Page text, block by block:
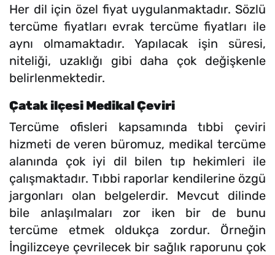
Her dil için özel fiyat uygulanmaktadır. Sözlü
tercüme fiyatları evrak tercüme fiyatları ile
aynı olmamaktadır. Yapılacak işin süresi,
niteliği, uzaklığı gibi daha çok değişkenle
belirlenmektedir.
Çatak ilçesi Medikal Çeviri
Tercüme ofisleri kapsamında tıbbi çeviri
hizmeti de veren büromuz, medikal tercüme
alanında çok iyi dil bilen tıp hekimleri ile
çalışmaktadır. Tıbbi raporlar kendilerine özgü
jargonları olan belgelerdir. Mevcut dilinde
bile anlaşılmaları zor iken bir de bunu
tercüme etmek oldukça zordur. Örneğin
İngilizceye çevrilecek bir sağlık raporunu çok